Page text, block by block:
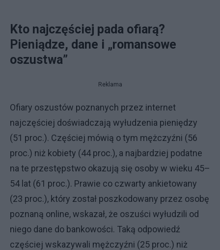
Kto najczęściej pada ofiarą?
Pieniądze, dane i „romansowe
oszustwa”
Reklama
Ofiary oszustów poznanych przez internet
najczęściej doświadczają wyłudzenia pieniędzy
(51 proc.). Częściej mówią o tym mężczyźni (56
proc.) niż kobiety (44 proc.), a najbardziej podatne
na te przestępstwo okazują się osoby w wieku 45–
54 lat (61 proc.). Prawie co czwarty ankietowany
(23 proc.), który został poszkodowany przez osobę
poznaną online, wskazał, że oszuści wyłudzili od
niego dane do bankowości. Taką odpowiedź
częściej wskazywali mężczyźni (25 proc.) niż